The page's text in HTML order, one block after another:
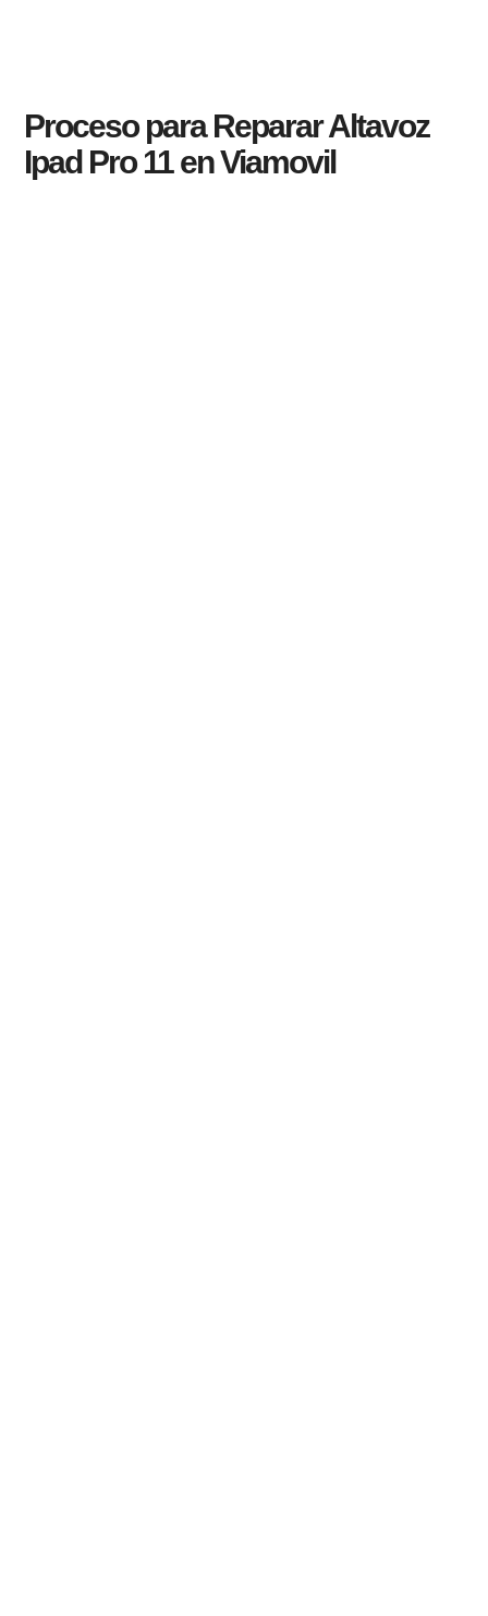
Proceso para Reparar Altavoz
Ipad Pro 11 en Viamovil